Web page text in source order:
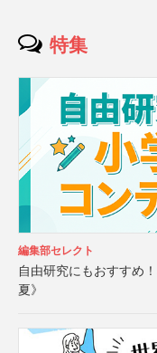
特集
編集部セレクト
自由研究にもおすすめ
夏》